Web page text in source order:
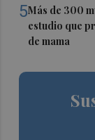
5Más de 300
estudio que
de mama